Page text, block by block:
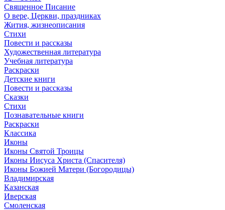
Священное Писание
О вере, Церкви, праздниках
Жития, жизнеописания
Стихи
Повести и рассказы
Художественная литература
Учебная литература
Раскраски
Детские книги
Повести и рассказы
Сказки
Стихи
Познавательные книги
Раскраски
Классика
Иконы
Иконы Святой Троицы
Иконы Иисуса Христа (Спасителя)
Иконы Божией Матери (Богородицы)
Владимирская
Казанская
Иверская
Смоленская